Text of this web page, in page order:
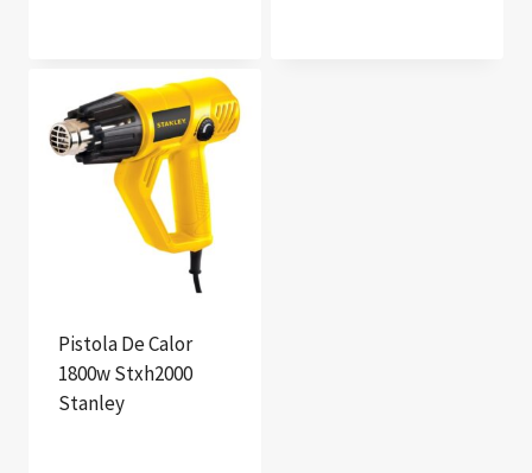
Pistola De Calor
1800w Stxh2000
Stanley